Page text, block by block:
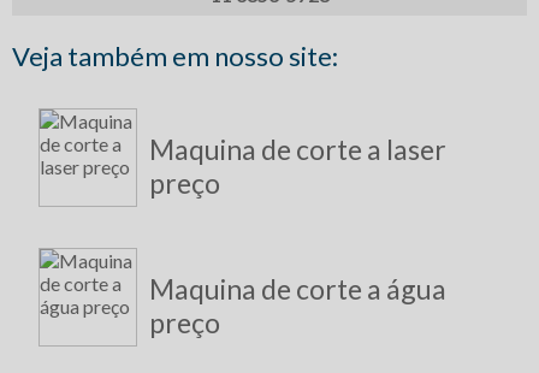
TECNOLOGIA DE CORTE A LASER
CORTE DE PORCELANATO
MAQUINA WATERJET
CORTE DE LATÃO
SERVIÇOS ESPECIAIS DE CORTE
PRENSA DOBRADEIRA CNC
MAQUINA DE CORTE WATERJET
Veja também em nosso site:
Maquina de corte a laser
preço
Maquina de corte a água
preço